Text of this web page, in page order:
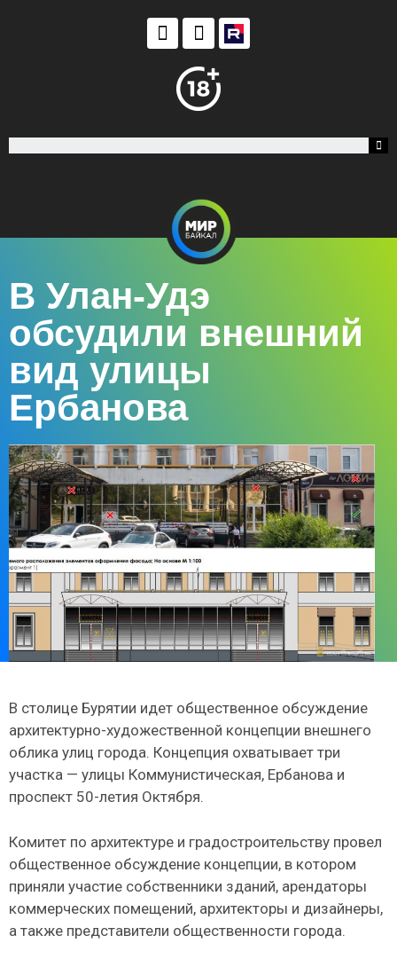
В Улан-Удэ
обсудили внешний
вид улицы
Ербанова
В столице Бурятии идет общественное обсуждение
архитектурно-художественной концепции внешнего
облика улиц города. Концепция охватывает три
участка — улицы Коммунистическая, Ербанова и
проспект 50-летия Октября.
Комитет по архитектуре и градостроительству провел
общественное обсуждение концепции, в котором
приняли участие собственники зданий, арендаторы
коммерческих помещений, архитекторы и дизайнеры,
а также представители общественности города.